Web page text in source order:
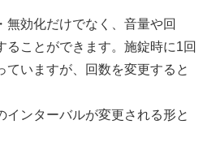
無効化だけでなく、音量や回
ることができます。施錠時に1回
ていますが、回数を変更すると
インターバルが変更される形と